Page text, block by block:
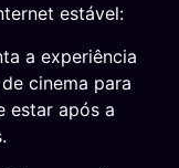
estável:
a experiência
cinema para
estar após a